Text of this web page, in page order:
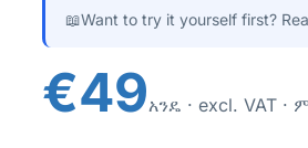
📖Want to try it yourself first?
€49አንዴ · excl. VAT